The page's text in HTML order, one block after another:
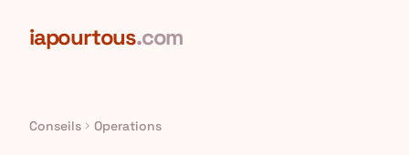
iapourtous.com
Conseils chevron_right Operations